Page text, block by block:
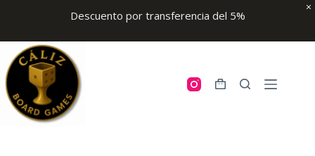
Descuento por transferencia del 5%
content
Shopping